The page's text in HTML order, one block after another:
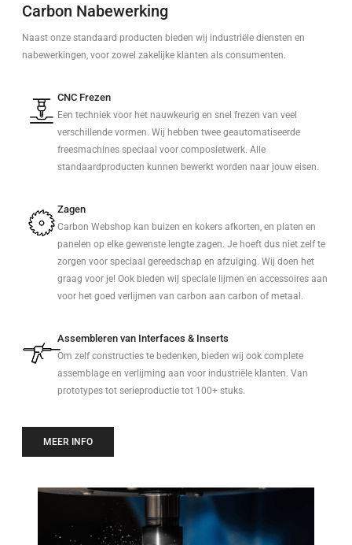
Carbon Nabewerking
Naast onze standaard producten bieden wij industriële diensten en
nabewerkingen, voor zowel zakelijke klanten als consumenten.
CNC Frezen
Een techniek voor het nauwkeurig en snel frezen van veel
verschillende vormen. Wij hebben twee geautomatiseerde
freesmachines speciaal voor composietwerk. Alle
standaardproducten kunnen bewerkt worden naar jouw eisen.
Zagen
Carbon Webshop kan buizen en kokers afkorten, en platen en
panelen op elke gewenste lengte zagen. Je hoeft dus niet zelf te
zorgen voor speciaal gereedschap en afzuiging. Wij doen het
graag voor je! Ook bieden wij speciale lijmen en accessoires aan
voor het goed verlijmen van carbon aan carbon of metaal.
Assembleren van Interfaces & Inserts
Om zelf constructies te bedenken, bieden wij ook complete
assemblage en verlijming aan voor industriële klanten. Van
prototypes tot serieproductie tot 100+ stuks.
MEER INFO